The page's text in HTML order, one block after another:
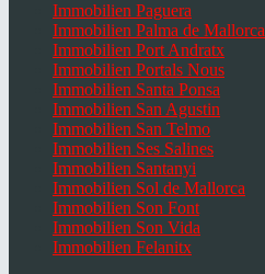
Immobilien Paguera
Immobilien Palma de Mallorca
Immobilien Port Andratx
Immobilien Portals Nous
Immobilien Santa Ponsa
Immobilien San Agustin
Immobilien San Telmo
Immobilien Ses Salines
Immobilien Santanyi
Immobilien Sol de Mallorca
Immobilien Son Font
Immobilien Son Vida
Immobilien Felanitx